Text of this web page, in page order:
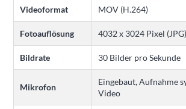
Videoformat MOV (H.264)
Fotoauflösung 4032 x 3024 Pixel (JPG)
Bildrate 30 Bilder pro Sekunde
Mikrofon
Eingebaut, Aufnahme
Video